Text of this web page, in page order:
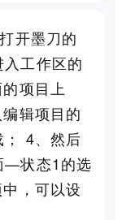
开墨刀的
工作区的
项目上
辑项目的
4、然后
—状态1的选
，可以设